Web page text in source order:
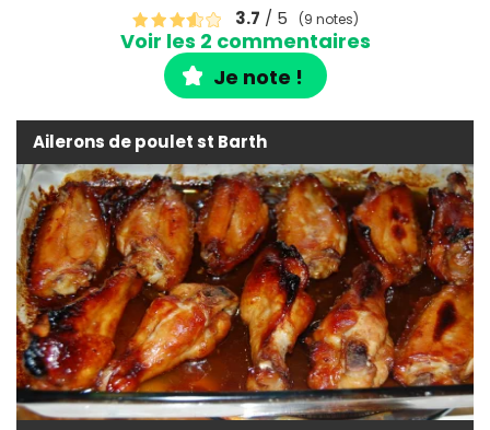
3.7 / 5 (9 notes)
Voir les 2 commentaires
Je note !
Ailerons de poulet st Barth